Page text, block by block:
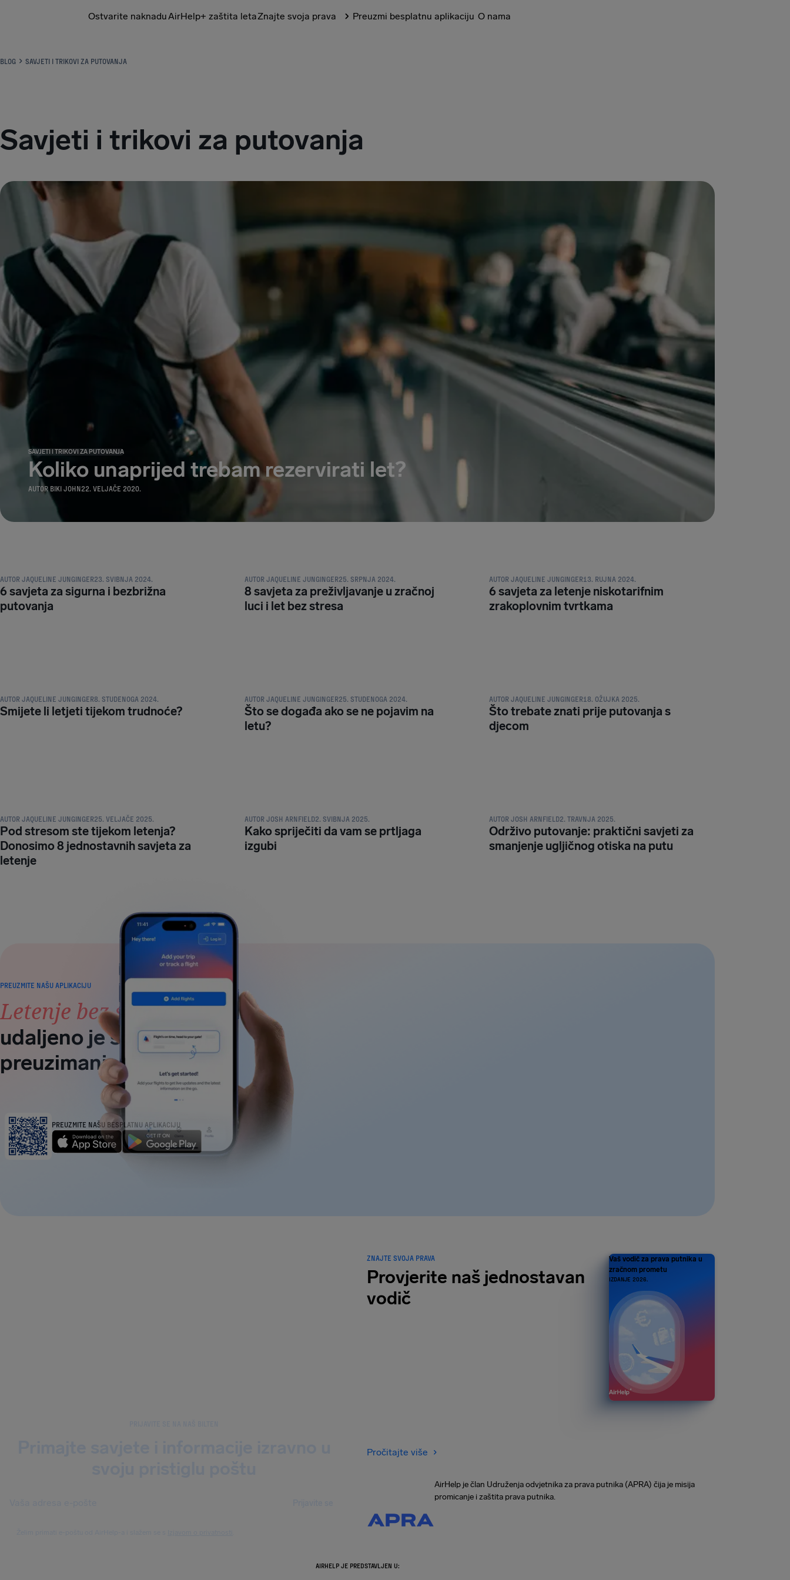
Ostvarite naknaduAirHelp+ zaštita letaZnajte svoja prava Preuzmi besplatnu aplikaciju O nama
BLOG SAVJETI I TRIKOVI ZA PUTOVANJA
Savjeti i trikovi za putovanja
SAVJETI I TRIKOVI ZA PUTOVANJA
Koliko unaprijed trebam rezervirati let?
AUTOR BIKI JOHN22. VELJAČE 2020.
AUTOR JAQUELINE JUNGINGER23. SVIBNJA 2024.
6 savjeta za sigurna i bezbrižna
putovanja
AUTOR JAQUELINE JUNGINGER25. SRPNJA 2024.
8 savjeta za preživljavanje u zračnoj
luci i let bez stresa
AUTOR JAQUELINE JUNGINGER13. RUJNA 2024.
6 savjeta za letenje niskotarifnim
zrakoplovnim tvrtkama
AUTOR JAQUELINE JUNGINGER8. STUDENOGA 2024.
Smijete li letjeti tijekom trudnoće?
AUTOR JAQUELINE JUNGINGER25. STUDENOGA 2024.
Što se događa ako se ne pojavim na
letu?
AUTOR JAQUELINE JUNGINGER18. OŽUJKA 2025.
Što trebate znati prije putovanja s
djecom
AUTOR JAQUELINE JUNGINGER25. VELJAČE 2025.
Pod stresom ste tijekom letenja?
Donosimo 8 jednostavnih savjeta za
letenje
AUTOR JOSH ARNFIELD2. SVIBNJA 2025.
Kako spriječiti da vam se prtljaga
izgubi
AUTOR JOSH ARNFIELD2. TRAVNJA 2025.
Održivo putovanje: praktični savjeti za
smanjenje ugljičnog otiska na putu
PREUZMITE NAŠU APLIKACIJU
Letenje bez stresa
udaljeno je samo jedno
preuzimanje
PREUZMITE NAŠU BESPLATNU APLIKACIJU
ZNAJTE SVOJA PRAVA
Provjerite naš jednostavan
vodič
Pročitajte više
Vaš vodič za prava putnika u
zračnom prometu
IZDANJE 2026.
AirHelp je član Udruženja odvjetnika za prava putnika (APRA) čija je misija
promicanje i zaštita prava putnika.
AIRHELP JE PREDSTAVLJEN U: